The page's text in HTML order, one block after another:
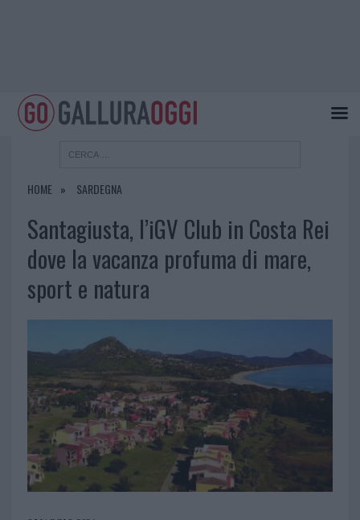
HOME SARDEGNA
Santagiusta, l’iGV Club in Costa Rei
dove la vacanza profuma di mare,
sport e natura